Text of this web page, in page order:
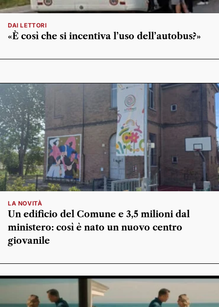
DAI LETTORI
«È così che si incentiva l’uso dell’autobus?»
LA NOVITÀ
Un edificio del Comune e 3,5 milioni dal
ministero: così è nato un nuovo centro
giovanile